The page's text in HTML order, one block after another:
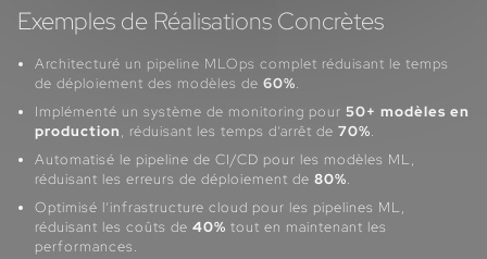
Exemples de Réalisations Concrètes
Architecturé un pipeline MLOps complet réduisant le temps
de déploiement des modèles de 60%.
Implémenté un système de monitoring pour 50+ modèles en
production, réduisant les temps d’arrêt de 70%.
Automatisé le pipeline de CI/CD pour les modèles ML,
réduisant les erreurs de déploiement de 80%.
Optimisé l’infrastructure cloud pour les pipelines ML,
réduisant les coûts de 40% tout en maintenant les
performances.